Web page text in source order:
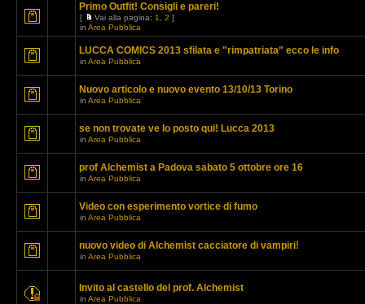
Primo Outfit! Consigli e pareri!
[ Vai alla pagina: 1 2 ]
in Area Pubblica
LUCCA COMICS 2013 sfilata e "rimpatriata" ecco le info
in Area Pubblica
Nuovo articolo e nuovo evento 13/10/13 Torino
in Area Pubblica
se non trovate ve lo posto qui! Lucca 2013
in Area Pubblica
prof Alchemist a Padova sabato 5 ottobre ore 16
in Area Pubblica
Video con esperimento vortice di fumo
in Area Pubblica
nuovo video di Alchemist cacciatore di vampiri!
in Area Pubblica
Invito al castello del prof. Alchemist
in Area Pubblica